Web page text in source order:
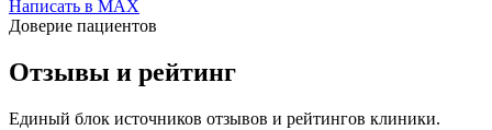
Написать в MAX
Доверие пациентов
Отзывы и рейтинг
Единый блок источников отзывов и рейтингов клиники.